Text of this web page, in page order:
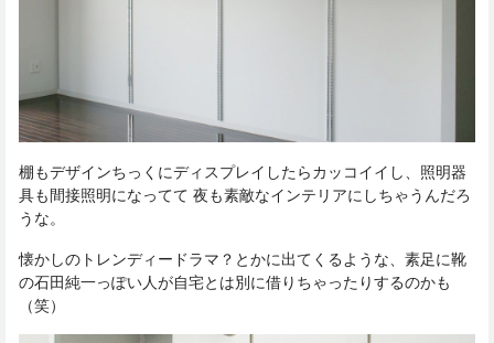
棚もデザインちっくにディスプレイしたらカッコイイし、照明器
具も間接照明になってて 夜も素敵なインテリアにしちゃうんだろ
うな。
懐かしのトレンディードラマ？とかに出てくるような、素足に靴
の石田純一っぽい人が自宅とは別に借りちゃったりするのかも
（笑）